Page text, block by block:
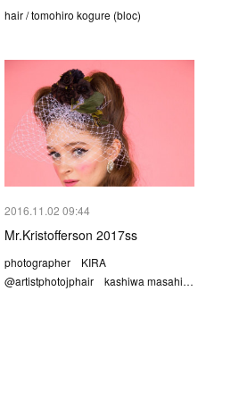
hair / tomohiro kogure (bloc)
2016.11.02 09:44
Mr.Kristofferson 2017ss
photographer KIRA
@artistphotojphair kashiwa masahi…